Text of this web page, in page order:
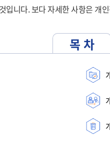
니다. 보다 자세한 사항은 개
목 차